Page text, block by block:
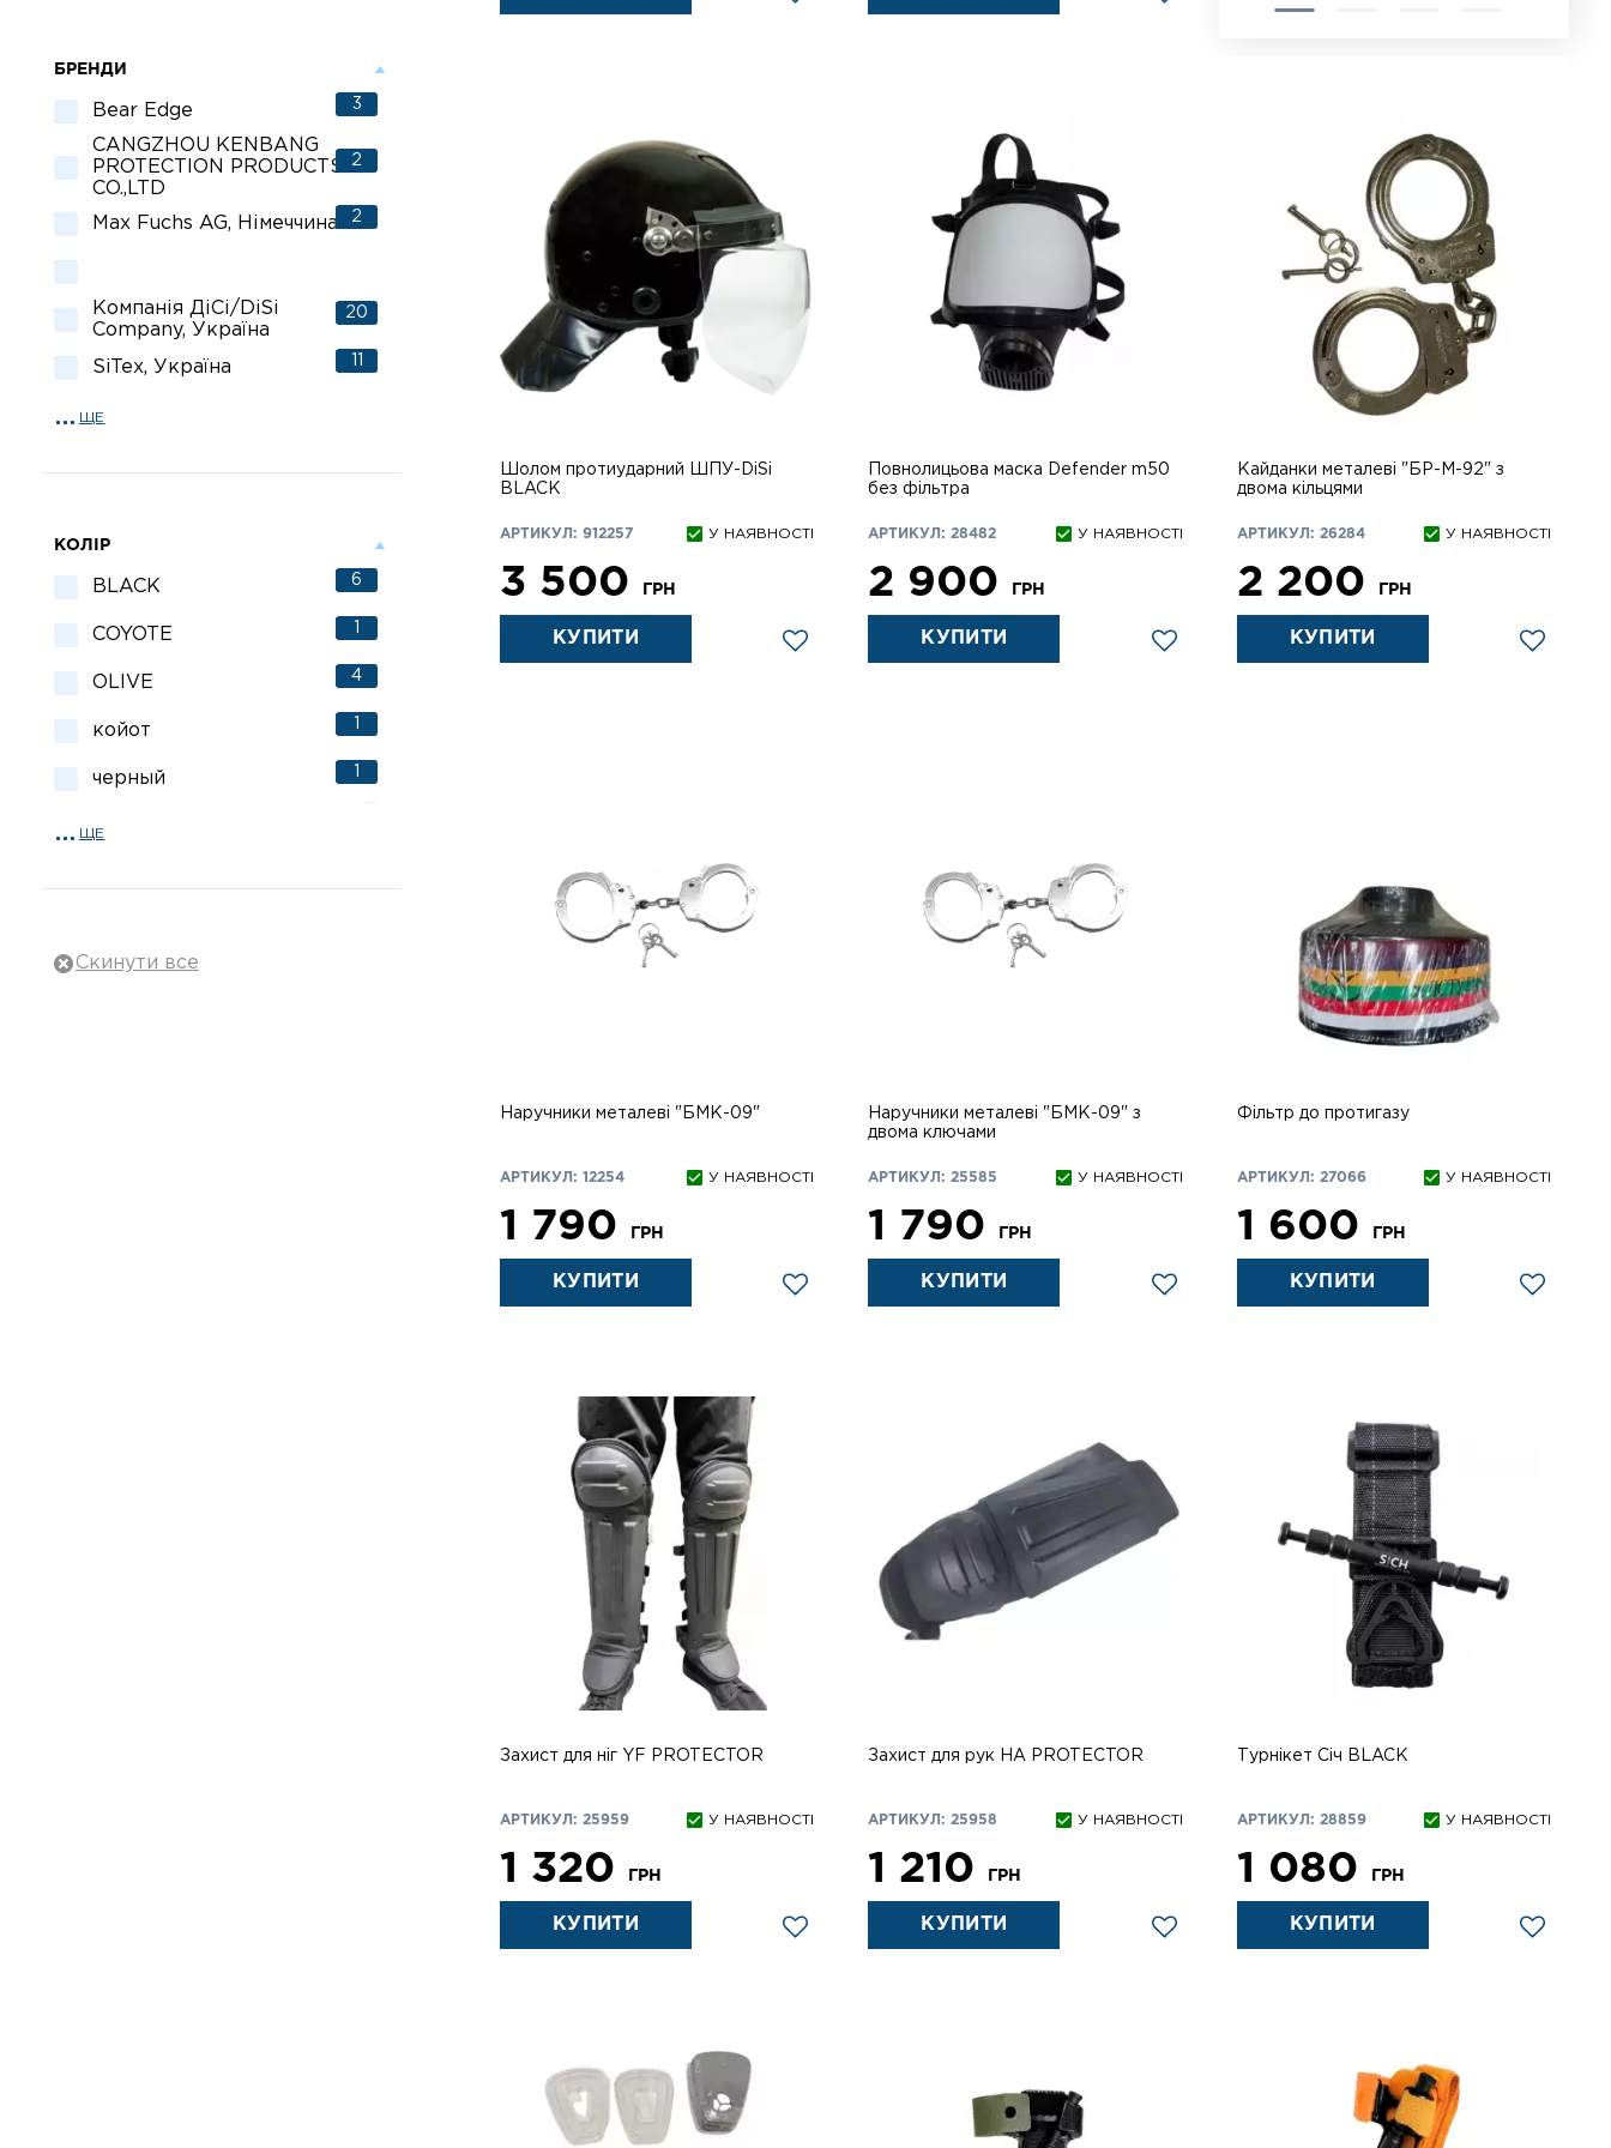
БРЕНДИ
Bear Edge 3
CANGZHOU KENBANG
PROTECTION PRODUCTS
CO.,LTD
2
Max Fuchs AG, Німеччина 2
Компанія ДіСі/DiSi
Company, Україна
20
SiTex, Україна
Sturm, Німеччина
Китай 8
ЩЕ
КОЛІР
BLACK 6
COYOTE
OLIVE 4
койот
черный
ЩЕ
Шолом протиударний ШПУ-DiSi
BLACK
АРТИКУЛ: 912257 У НАЯВНОСТІ
3 500 ГРН
КУПИТИ
Повнолицьова маска Defender m50
без фільтра
АРТИКУЛ: 28482 У НАЯВНОСТІ
2 900 ГРН
КУПИТИ
Кайданки металеві "БР-М-92" з
двома кільцями
АРТИКУЛ: 26284 У НАЯВНОСТІ
2 200 ГРН
КУПИТИ
Наручники металеві "БМК-09"
АРТИКУЛ: 12254 У НАЯВНОСТІ
1 790 ГРН
КУПИТИ
Наручники металеві "БМК-09" з
двома ключами
АРТИКУЛ: 25585 У НАЯВНОСТІ
1 790 ГРН
КУПИТИ
Фільтр до протигазу
АРТИКУЛ: 27066 У НАЯВНОСТІ
1 600 ГРН
КУПИТИ
Захист для ніг YF PROTECTOR
АРТИКУЛ: 25959 У НАЯВНОСТІ
1 320 ГРН
КУПИТИ
Захист для рук НА PROTECTOR
АРТИКУЛ: 25958 У НАЯВНОСТІ
1 210 ГРН
КУПИТИ
Турнікет Січ BLACK
АРТИКУЛ: 28859 У НАЯВНОСТІ
1 080 ГРН
КУПИТИ